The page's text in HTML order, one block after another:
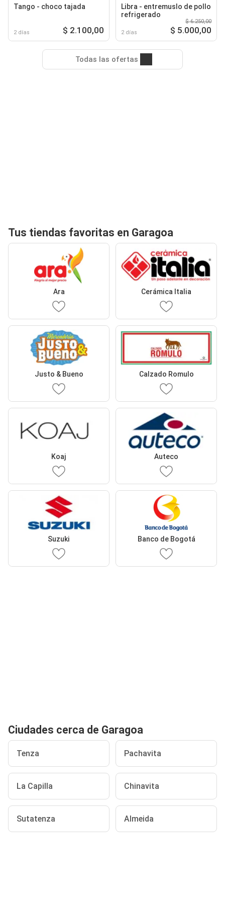
Tango - choco tajada
2 días $ 2.100,00
Libra - entremuslo de pollo
refrigerado
2 días
$ 6.250,00
$ 5.000,00
Todas las ofertas
Tus tiendas favoritas en Garagoa
Ara Cerámica Italia
Justo & Bueno Calzado Romulo
Koaj Auteco
Suzuki Banco de Bogotá
Ciudades cerca de Garagoa
Tenza Pachavita
La Capilla Chinavita
Sutatenza Almeida